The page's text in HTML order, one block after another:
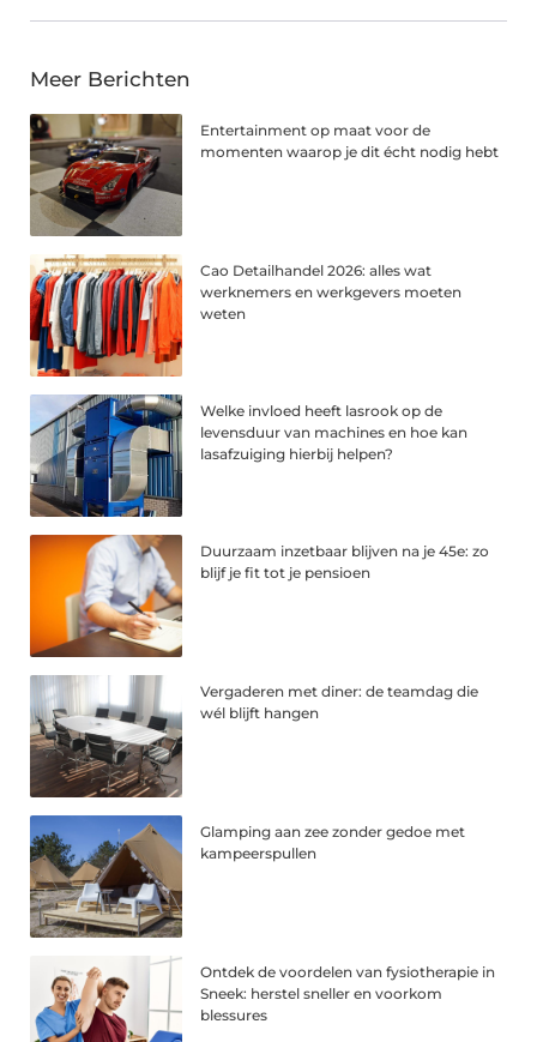
Meer Berichten
Entertainment op maat voor de
momenten waarop je dit écht nodig hebt
Cao Detailhandel 2026: alles wat
werknemers en werkgevers moeten
weten
Welke invloed heeft lasrook op de
levensduur van machines en hoe kan
lasafzuiging hierbij helpen?
Duurzaam inzetbaar blijven na je 45e: zo
blijf je fit tot je pensioen
Vergaderen met diner: de teamdag die
wél blijft hangen
Glamping aan zee zonder gedoe met
kampeerspullen
Ontdek de voordelen van fysiotherapie in
Sneek: herstel sneller en voorkom
blessures